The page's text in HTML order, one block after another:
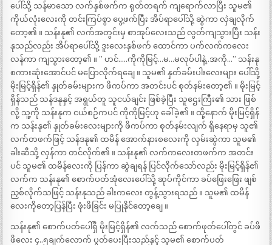
ပေါ်သို့ သန်မာသော လက်နှစ်ဖက်က ရုတ်တရက် ကျရောက်လာပြီး သူမ၏
ကိုယ်လုံးလေးကို တင်းကြပ်စွာ ပွေ့ဖက်ပြီး အိပ်ရာပေါ်သို့ ဆွဲကာ လှဲချလိုက်
တော့၏ ။ သန်းနု၏ လက်အတွင်းမှ စာအုပ်လေးသည် လွတ်ကျသွားပြီး သန်း
နုသည်လည်း အိပ်ရာပေါ်သို့ ဒူးလေးနှစ်ဖက် ထောင်ကာ ပက်လက်ကလေး
လန်ကာ ကျသွားတော့၏ ။ ” ဟင်…..ကိုကိုမြင့်…မ…မလုပ်ပါနဲ့..အကို…” သန်းနု
စကားဆုံးအောင်ပင် မပြောလိုက်ရချေ ။ သူမ၏ နှတ်ခမ်းပါးလေးများ ပေါ်သို့
မိုးမြင့်ရှိန်၏ နှုတ်ခမ်းများက ဖိကပ်ကာ အတင်းပင် စုတ်နမ်းတော့၏ ။ မိုးမြင့်
ရှိန်သည် သန်ဒနုနှင့် အရွယ်တူ သူငယ်ချင်း ဖြစ်ခဲ့ပြီး သူဌေးကြီး၏ သား ဖြစ်
လို့ သူ့ကို သန်းနုက ငယ်စဉ်ကပင် ကိုကိုမြင့်ဟု ခေါ်ခဲ့၏ ။ ထို့နောက် မိုးမြင့်ရှိန်
က သန်းနု၏ နှုတ်ခမ်းလေးများကို ဖိကပ်ကာ စုတ်နမ်းလျက် ရှိနေရာမှ သူ၏
လက်တဖက်ဖြင့် သန်ဒနု၏ ထမိန် အောက်နားစလေးကို လှမ်းဆွဲကာ သူမ၏
ခါးဆီသို့ လှန်ကာ တင်လိုက်၏ ။ သန်းနု၏ လက်ကလေးတဖက်က အတင်း
ပင် သူမ၏ ထမိန်လေးကို ပြန်ကာ ဆွဲချရန် ပြင်လိုက်သော်လည်း မိုးမြင့်ရှိန်၏
လက်က သန်းနု၏ စောက်ပတ်အုံလေးပေါ်သို့ ဆုပ်ကိုင်ကာ ခပ်ဖြေးဖြေး ဖျစ်
ညှစ်လိုက်သဖြင့် သန်းနုသည် ခါးကလေး တွန့်သွားရသည် ။ သူမ၏ ထမိန်
လေးကိုတော့ပြန်ပြီး ဖုံးဖိခြင်း မပြုနိုင်တော့ချေ ။
သန်းနု၏ စောက်ပတ်ပေါ်ရှိ မိုးမြင့်ရှိန်၏ လက်သည် စောက်ဖုတ်ပေါ်တွင် ခပ်ဖိ
ဖိလေး ၄..၅ချက်လောက် ပွတ်ပေးပြီးသည်နှင့် သူမ၏ စောက်ပတ်